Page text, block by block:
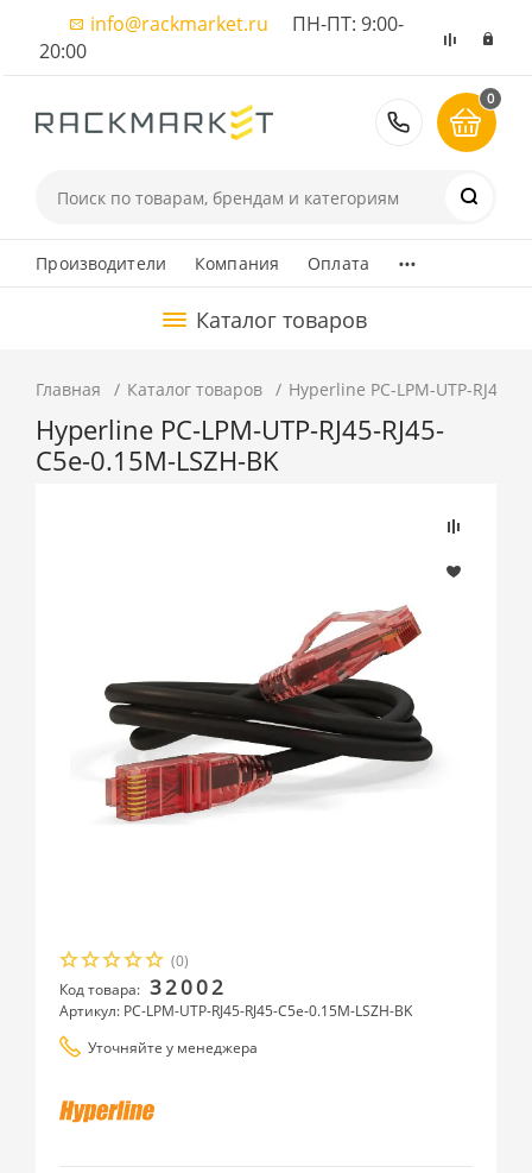
info@rackmarket.ru ПН-ПТ: 9:00-
20:00
8 (495)
0
Производители Компания Оплата ...
Каталог товаров
Главная Каталог товаров Hyperline PC-LPM-UTP-RJ45-
Hyperline PC-LPM-UTP-RJ45-RJ45-
C5e-0.15M-LSZH-BK
(0)
Код товара: 32002
Артикул: PC-LPM-UTP-RJ45-RJ45-C5e-0.15M-LSZH-BK
Уточняйте у менеджера